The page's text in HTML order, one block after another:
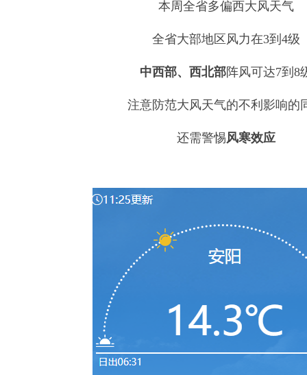
本周全省多偏西大风天气
全省大部地区风力在3到4级
中西部、西北部阵风可达7到8
注意防范大风天气的不利影响的
还需警惕风寒效应